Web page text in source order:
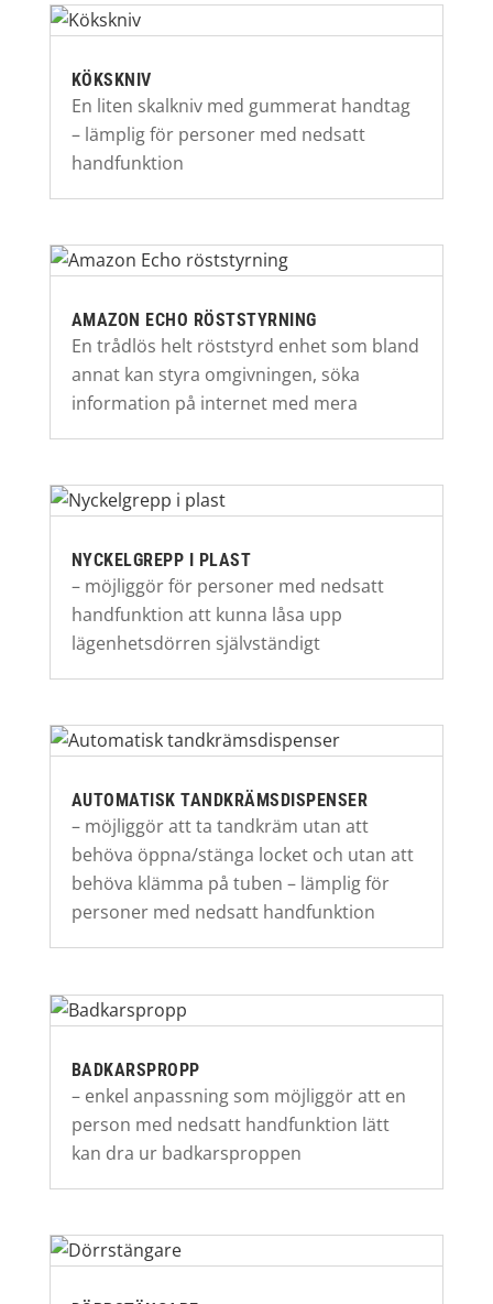
KÖKSKNIV
En liten skalkniv med gummerat handtag
– lämplig för personer med nedsatt
handfunktion
AMAZON ECHO RÖSTSTYRNING
En trådlös helt röststyrd enhet som bland
annat kan styra omgivningen, söka
information på internet med mera
NYCKELGREPP I PLAST
– möjliggör för personer med nedsatt
handfunktion att kunna låsa upp
lägenhetsdörren självständigt
AUTOMATISK TANDKRÄMSDISPENSER
– möjliggör att ta tandkräm utan att
behöva öppna/stänga locket och utan att
behöva klämma på tuben – lämplig för
personer med nedsatt handfunktion
BADKARSPROPP
– enkel anpassning som möjliggör att en
person med nedsatt handfunktion lätt
kan dra ur badkarsproppen